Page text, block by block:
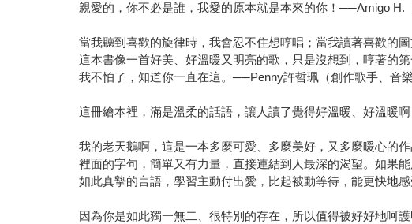
親愛的，你不必是誰，我愛的原本就是本來的你！──Amigo H.
當我聽到喜歡的旋律時，我會忍不住想哼唱；當我讀著喜歡的
這本書像一首好美、好溫暖又明亮的歌，只是沒想到，哼著的
我不怕了，知道你一直在這。──Penny許哲珮（創作歌手、音樂
這冊繪本裡，滿是溫柔的話語，讓人讀了覺得好溫暖、好溫暖
我的老天鵝啊，這是一本多麼可愛、多麼美好，又多麼暖心的作
裡面的字句，簡單又有力量，直接連結到人最深的渴望。如果
如此真摯的言語，學習主動付出愛，比起被動等待，能更快地
因為你是如此獨一無二、很特別的存在，所以值得被好好地呵